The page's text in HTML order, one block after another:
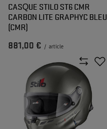
CASQUE STILO ST6 CMR
CARBON LITE GRAPHYC BLEU
(CMR)
881,00 € / article